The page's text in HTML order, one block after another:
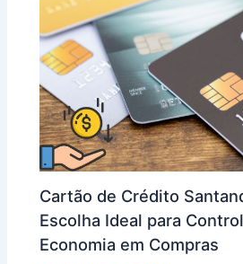
Cartão de Crédito
Escolha Ideal para
Economia em Compras